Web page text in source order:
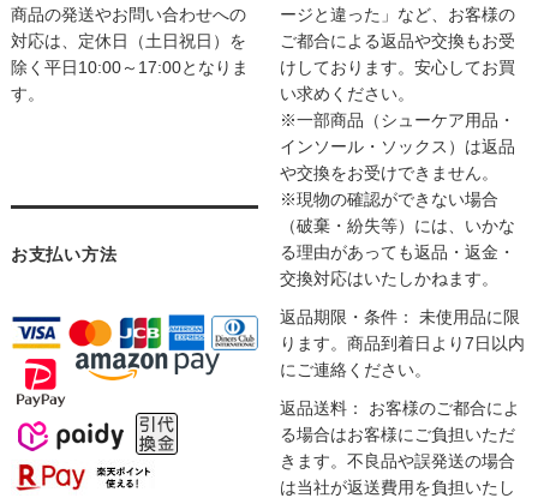
商品の発送やお問い合わせへの
対応は、定休日（土日祝日）を
除く平日10:00～17:00となりま
す。
お支払い方法
ージと違った」など、お客様の
ご都合による返品や交換もお受
けしております。安心してお買
い求めください。
※一部商品（シューケア用品・
インソール・ソックス）は返品
や交換をお受けできません。
※現物の確認ができない場合
（破棄・紛失等）には、いかな
る理由があっても返品・返金・
交換対応はいたしかねます。
返品期限・条件： 未使用品に限
ります。商品到着日より7日以内
にご連絡ください。
返品送料： お客様のご都合によ
る場合はお客様にご負担いただ
きます。不良品や誤発送の場合
は当社が返送費用を負担いたし